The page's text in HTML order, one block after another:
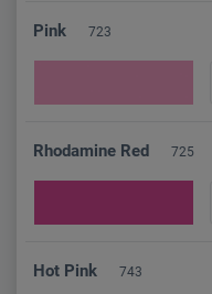
Pink 723
Rhodamine Red 725
Hot Pink 743